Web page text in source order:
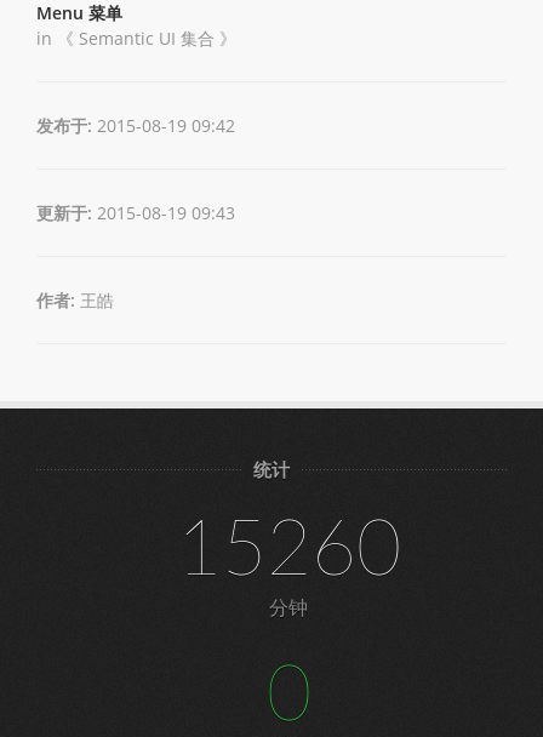
Menu 菜单
in 《 Semantic UI 集合 》
发布于: 2015-08-19 09:42
更新于: 2015-08-19 09:43
作者: 王皓
统计
15260
分钟
0